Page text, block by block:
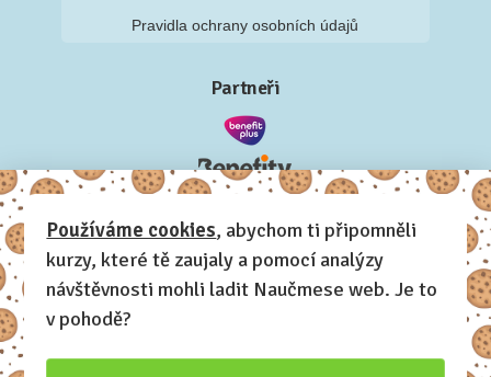
Pravidla ochrany osobních údajů
Partneři
Používáme cookies, abychom ti připomněli
kurzy, které tě zaujaly a pomocí analýzy
návštěvnosti mohli ladit Naučmese web. Je to
v pohodě?